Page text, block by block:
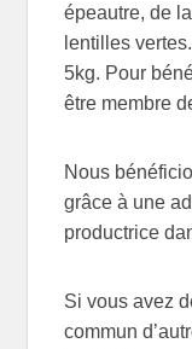
épeautre, de
lentilles
5kg. Pour
être membre
Nous
grâce à une
productrice
Si vous avez
commun